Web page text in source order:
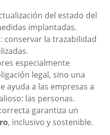
del estado del
implantadas.
: conservar la trazabilidad
especialmente
legal, sino una
ayuda a las empresas a
las personas.
garantiza un
, inclusivo y sostenible.